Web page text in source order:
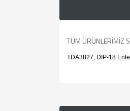
TÜM ÜRÜNLERİMİZ
TDA3827, DIP-18